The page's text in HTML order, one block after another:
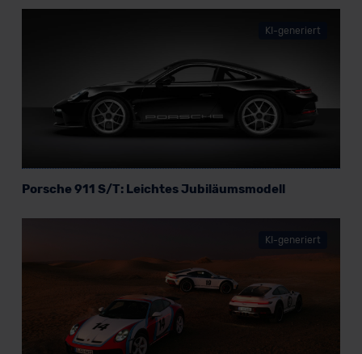
KI-generiert
Porsche 911 S/T: Leichtes Jubiläumsmodell
KI-generiert